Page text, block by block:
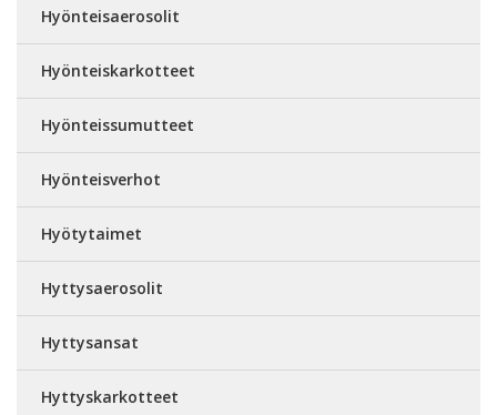
Hyönteisaerosolit
Hyönteiskarkotteet
Hyönteissumutteet
Hyönteisverhot
Hyötytaimet
Hyttysaerosolit
Hyttysansat
Hyttyskarkotteet